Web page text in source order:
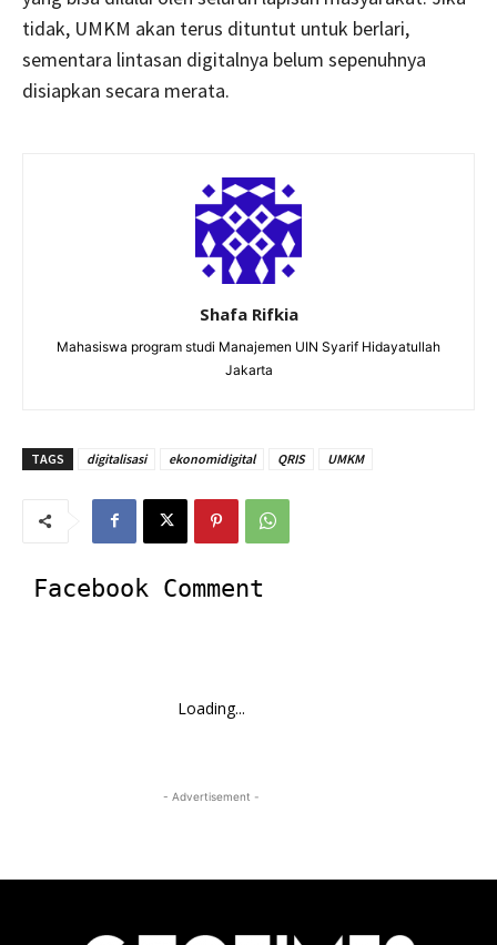
tidak, UMKM akan terus dituntut untuk berlari,
sementara lintasan digitalnya belum sepenuhnya
disiapkan secara merata.
Shafa Rifkia
Mahasiswa program studi Manajemen UIN Syarif Hidayatullah
Jakarta
TAGS digitalisasi ekonomidigital QRIS UMKM
Facebook Comment
Loading...
- Advertisement -